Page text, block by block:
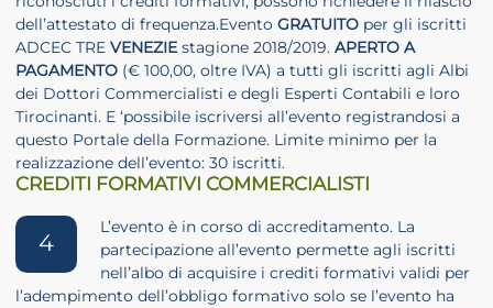
dell’attestato di frequenza.Evento GRATUITO per gli iscritti
ADCEC TRE VENEZIE stagione 2018/2019. APERTO A
PAGAMENTO (€ 100,00, oltre IVA) a tutti gli iscritti agli Albi
dei Dottori Commercialisti e degli Esperti Contabili e loro
Tirocinanti. E ‘possibile iscriversi all’evento registrandosi a
questo Portale della Formazione. Limite minimo per la
realizzazione dell’evento: 30 iscritti.
CREDITI FORMATIVI COMMERCIALISTI
4
L’evento è in corso di accreditamento. La
partecipazione all’evento permette agli iscritti
nell’albo di acquisire i crediti formativi validi per
l’adempimento dell’obbligo formativo solo se l’evento ha